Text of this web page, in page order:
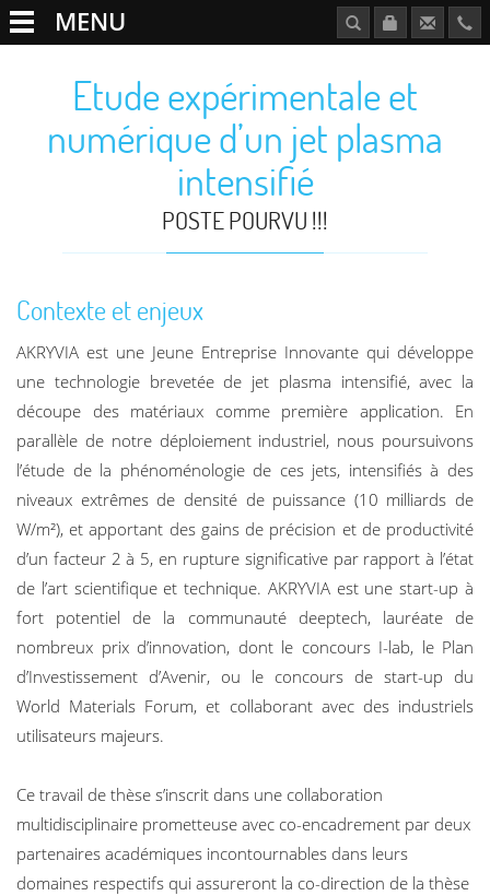
MENU
Etude expérimentale et
numérique d’un jet plasma
intensifié
POSTE POURVU !!!
Contexte et enjeux
AKRYVIA est une Jeune Entreprise Innovante qui développe
une technologie brevetée de jet plasma intensifié, avec la
découpe des matériaux comme première application. En
parallèle de notre déploiement industriel, nous poursuivons
l’étude de la phénoménologie de ces jets, intensifiés à des
niveaux extrêmes de densité de puissance (10 milliards de
W/m²), et apportant des gains de précision et de productivité
d’un facteur 2 à 5, en rupture significative par rapport à l’état
de l’art scientifique et technique. AKRYVIA est une start-up à
fort potentiel de la communauté deeptech, lauréate de
nombreux prix d’innovation, dont le concours I-lab, le Plan
d’Investissement d’Avenir, ou le concours de start-up du
World Materials Forum, et collaborant avec des industriels
utilisateurs majeurs.
Ce travail de thèse s’inscrit dans une collaboration
multidisciplinaire prometteuse avec co-encadrement par deux
partenaires académiques incontournables dans leurs
domaines respectifs qui assureront la co-direction de la thèse